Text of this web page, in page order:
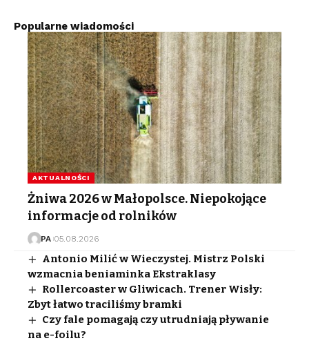
Popularne wiadomości
AKTUALNOŚCI
Żniwa 2026 w Małopolsce. Niepokojące
informacje od rolników
PA 05.08.2026
Antonio Milić w Wieczystej. Mistrz Polski
wzmacnia beniaminka Ekstraklasy
Rollercoaster w Gliwicach. Trener Wisły:
Zbyt łatwo traciliśmy bramki
Czy fale pomagają czy utrudniają pływanie
na e-foilu?